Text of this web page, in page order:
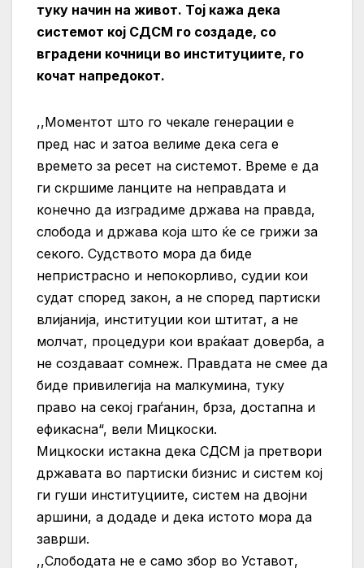
туку начин на живот. Тој кажа дека
системот кој СДСМ го создаде, со
вградени кочници во институциите, го
кочат напредокот.
,,Моментот што го чекале генерации е
пред нас и затоа велиме дека сега е
времето за ресет на системот. Време е да
ги скршиме ланците на неправдата и
конечно да изградиме држава на правда,
слобода и држава која што ќе се грижи за
секого. Судството мора да биде
непристрасно и непокорливо, судии кои
судат според закон, а не според партиски
влијанија, институции кои штитат, а не
молчат, процедури кои враќаат доверба, а
не создаваат сомнеж. Правдата не смее да
биде привилегија на малкумина, туку
право на секој граѓанин, брза, достапна и
ефикасна“, вели Мицкоски.
Мицкоски истакна дека СДСМ ја претвори
државата во партиски бизнис и систем кој
ги гуши институциите, систем на двојни
аршини, а додаде и дека истото мора да
заврши.
,,Слободата не е само збор во Уставот,